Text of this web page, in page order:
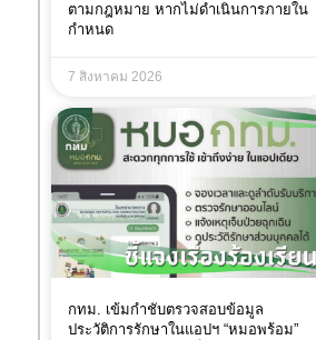
ตามกฎหมาย หากไม่ดำเนินการภายใน
กำหนด
7 สิงหาคม 2026
กทม. เข้มกำชับตรวจสอบข้อมูล
ประวัติการรักษาในแอปฯ “หมอพร้อม”